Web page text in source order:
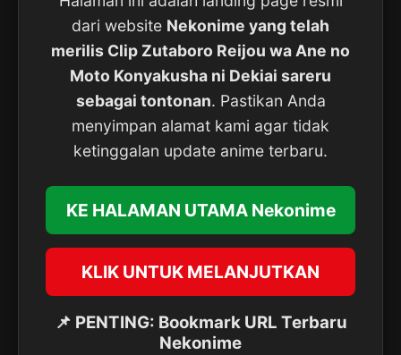
dari website Nekonime yang telah
merilis Clip Zutaboro Reijou wa Ane no
Moto Konyakusha ni Dekiai sareru
sebagai tontonan. Pastikan Anda
menyimpan alamat kami agar tidak
ketinggalan update anime terbaru.
KE HALAMAN UTAMA Nekonime
KLIK UNTUK MELANJUTKAN
📌 PENTING: Bookmark URL Terbaru
Nekonime